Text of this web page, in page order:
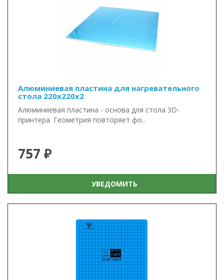
Алюминиевая пластина для нагревательного
стола 220x220x2
Алюминиевая пластина - основа для стола 3D-
принтера. Геометрия повторяет фо..
757 ₽
УВЕДОМИТЬ